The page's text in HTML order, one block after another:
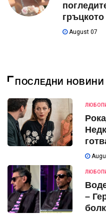
August 07
ПОСЛЕДНИ НОВИНИ
–